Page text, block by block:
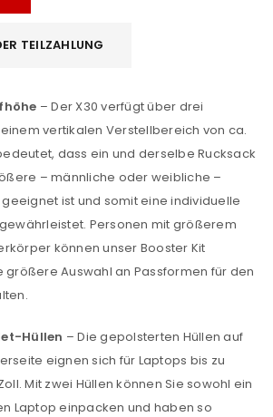
TEILZAHLUNG
– Der X30 verfügt über drei
vertikalen Verstellbereich von ca.
dass ein und derselbe Rucksack
– männliche oder weibliche –
ist und somit eine individuelle
Personen mit größerem
können unser Booster Kit
größere Auswahl an Passformen für den
Hüllen – Die gepolsterten Hüllen auf
eignen sich für Laptops bis zu
Mit zwei Hüllen können Sie sowohl ein
Laptop einpacken und haben so